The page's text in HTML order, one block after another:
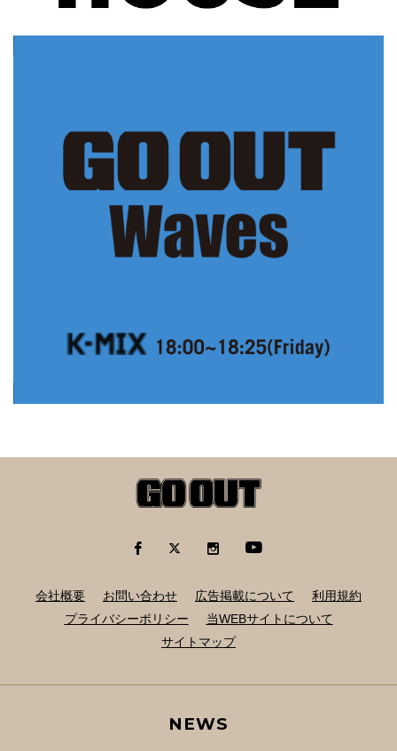
会社概要 お問い合わせ 広告掲載について
利用規約
プライバシーポリシー
当WEBサイトについて
サイトマップ
NEWS